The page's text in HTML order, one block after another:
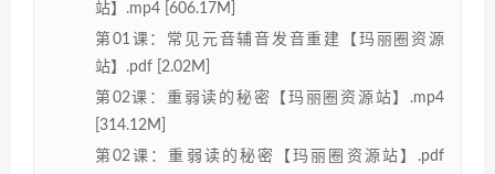
站】.mp4 [606.17M]
第01课：常见元音辅音发音重建【玛丽圈资源
站】.pdf [2.02M]
第02课：重弱读的秘密【玛丽圈资源站】.mp4
[314.12M]
第02课：重弱读的秘密【玛丽圈资源站】.pdf